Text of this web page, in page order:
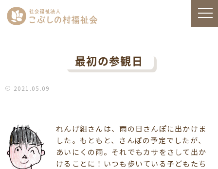
最初の参観日
2021.05.09
れんげ組さんは、雨の日さんぽに出かけま
した。もともと、さんぽの予定でしたが、
あいにくの雨。それでもカサをさして出か
けることに！いつも歩いている子どもたち